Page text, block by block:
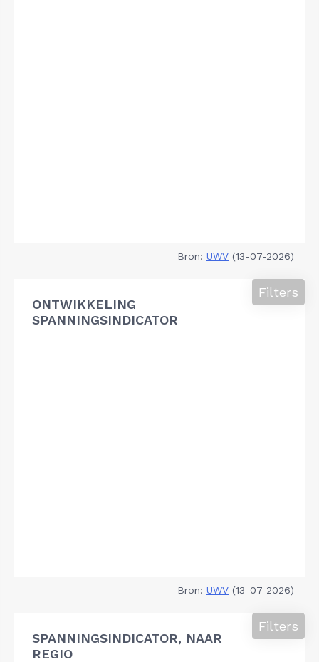
Bron: UWV (13-07-2026)
ONTWIKKELING
SPANNINGSINDICATOR
Filters
Bron: UWV (13-07-2026)
SPANNINGSINDICATOR, NAAR
REGIO
Filters